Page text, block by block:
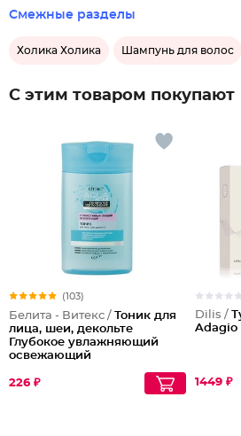
Смежные разделы
Холика Холика Шампунь для волос
С этим товаром покупают
(103)
Белита - Витекс / Тоник для
лица, шеи, декольте
Глубокое увлажняющий
освежающий
226 ₽
Dilis /
Adagio
1449 ₽